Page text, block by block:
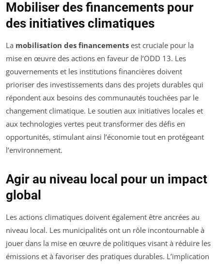
Mobiliser des financements pour
des initiatives climatiques
La mobilisation des financements est cruciale pour la
mise en œuvre des actions en faveur de l’ODD 13. Les
gouvernements et les institutions financières doivent
prioriser des investissements dans des projets durables qui
répondent aux besoins des communautés touchées par le
changement climatique. Le soutien aux initiatives locales et
aux technologies vertes peut transformer des défis en
opportunités, stimulant ainsi l’économie tout en protégeant
l’environnement.
Agir au niveau local pour un impact
global
Les actions climatiques doivent également être ancrées au
niveau local. Les municipalités ont un rôle incontournable à
jouer dans la mise en œuvre de politiques visant à réduire les
émissions et à favoriser des pratiques durables. L’implication